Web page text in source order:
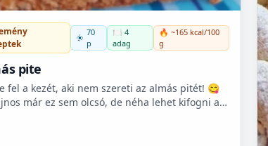
70
p
🍽️ 4
adag
🔥 ~165 kcal/100
g
pite
fel a kezét, aki nem szereti az almás pitét! 😋
már ez sem olcsó, de néha lehet kifogni a